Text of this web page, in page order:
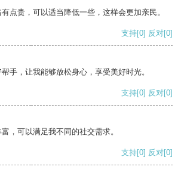
点贵，可以适当降低一些，这样会更加亲民。
支持[0] 反对[0]
手，让我能够放松身心，享受美好时光。
支持[0] 反对[0]
，可以满足我不同的社交需求。
支持[0] 反对[0]